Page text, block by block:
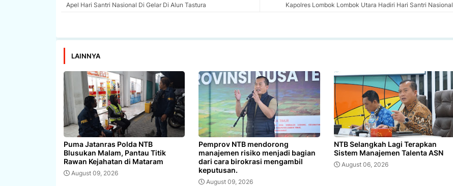
Kapolres Lombok Lombok Utara Hadiri Hari Santri Nasional
Apel Hari Santri Nasional Di Gelar Di Alun Tastura
LAINNYA
Puma Jatanras Polda NTB
Blusukan Malam, Pantau Titik
Rawan Kejahatan di Mataram
August 09, 2026
Pemprov NTB mendorong
manajemen risiko menjadi bagian
dari cara birokrasi mengambil
keputusan.
August 09, 2026
NTB Selangkah Lagi Terapkan
Sistem Manajemen Talenta ASN
August 06, 2026